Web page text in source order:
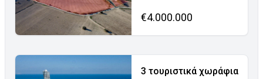
€4.000.000
3 τουριστικά χωράφια